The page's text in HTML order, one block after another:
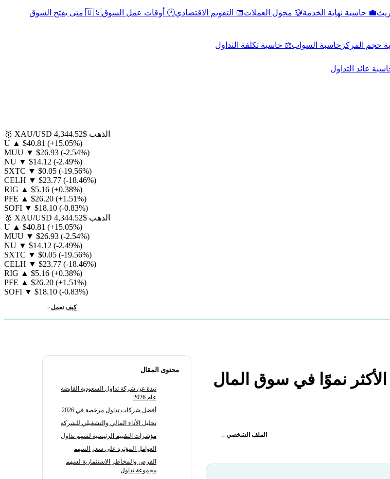
💼 حاسبة نهاية الخدمة💱 محول العملات📅 التقويم الاقتصادي🕐 أوقات عمل السوق
🇺🇸 متى يفتح السوق
حجم المركز حاسبة السواب⚖️ حاسبة تكلفة التداول
عائد التداول
🥇 XAU/USD الذهب $4,344.52
U ▲ $40.81 (+15.05%)
MUU ▼ $26.93 (-2.54%)
NU ▼ $14.12 (-2.49%)
SXTC ▼ $0.05 (-19.56%)
CELH ▼ $23.77 (-18.46%)
RIG ▲ $5.16 (+0.38%)
PFE ▲ $26.20 (+1.51%)
SOFI ▼ $18.10 (-0.83%)
🥇 XAU/USD الذهب $4,344.52
U ▲ $40.81 (+15.05%)
MUU ▼ $26.93 (-2.54%)
NU ▼ $14.12 (-2.49%)
SXTC ▼ $0.05 (-19.56%)
CELH ▼ $23.77 (-18.46%)
RIG ▲ $5.16 (+0.38%)
PFE ▲ $26.20 (+1.51%)
SOFI ▼ $18.10 (-0.83%)
كيف نعمل
نموًا في سوق المال
الملف الشخصي←
محتوى المقال
نبذة عن شركة تداول السعودية القابضة
عام 2026
أفضل شركات تداول مرخصة في 2026
تحليل الأداء المالي والتشغيلي للشركة
مؤشرات التقييم الرئيسية لسهم تداول
العوامل المؤثرة على سعر السهم
الفرص والمخاطر الاستثمارية لسهم
مجموعة تداول